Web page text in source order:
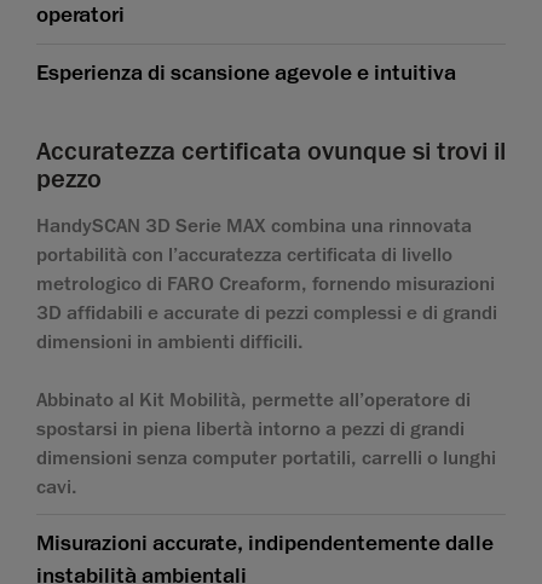
operatori
Esperienza di scansione agevole e intuitiva
Accuratezza certificata ovunque si trovi il
pezzo
HandySCAN 3D Serie MAX combina una rinnovata
portabilità con l’accuratezza certificata di livello
metrologico di FARO Creaform, fornendo misurazioni
3D affidabili e accurate di pezzi complessi e di grandi
dimensioni in ambienti difficili.
Abbinato al Kit Mobilità, permette all’operatore di
spostarsi in piena libertà intorno a pezzi di grandi
dimensioni senza computer portatili, carrelli o lunghi
cavi.
Misurazioni accurate, indipendentemente dalle
instabilità ambientali